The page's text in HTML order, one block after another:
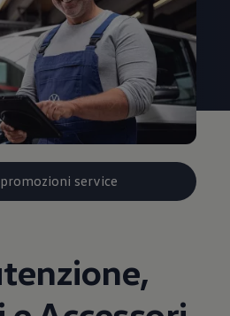
service